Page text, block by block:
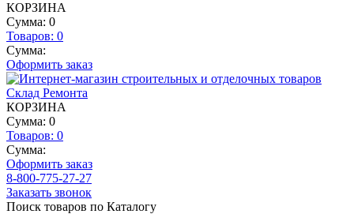
КОРЗИНА
Сумма: 0
Товаров: 0
Сумма:
Оформить заказ
КОРЗИНА
Сумма: 0
Товаров: 0
Сумма:
Оформить заказ
8-800-775-27-27
Заказать звонок
Поиск товаров по Каталогу